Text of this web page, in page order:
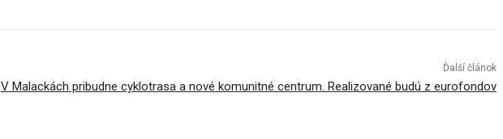
Ďalší článok
V Malackách pribudne cyklotrasa a nové komunitné centrum. Realizované budú z eurofondov